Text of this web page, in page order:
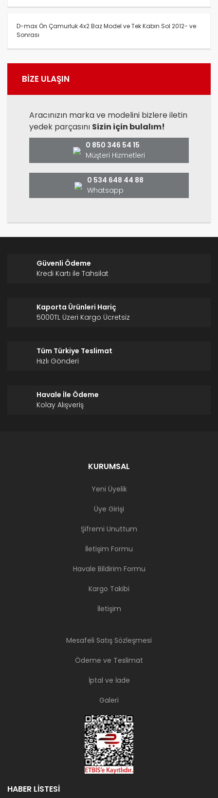
D-max Ön Çamurluk 4x2 Baz Model ve Tek Kabin Sol 2012- ve
Sonrası
Bu ürüne ilk yorumu siz yapın!
Bu ürünün fiyat bilgisi, resim, ürün açıklamalarında ve diğer
kullanarak tarafımıza iletebilirsiniz.
Ürün resmi kalitesiz, bozuk veya görüntülenemiyor.
Ürün açıklamasında eksik bilgiler bulunuyor.
Ürün bilgilerinde hatalar bulunuyor.
Ürün fiyatı diğer sitelerden daha pahalı.
BİZE ULAŞIN
Aracınızın marka ve modelini bizlere iletin
yedek parçasını Sizin için bulalım!
0 850 346 54 15
Müşteri Hizmetleri
0 534 648 44 88
Whatsapp
Güvenli Ödeme
Kredi Kartı ile Tahsilat
Kaporta Ürünleri Hariç
5000TL Üzeri Kargo Ücretsiz
Tüm Türkiye Teslimat
Hızlı Gönderi
Havale İle Ödeme
Kolay Alışveriş
KURUMSAL
Yeni Üyelik
Üye Girişi
Şifremi Unuttum
İletişim Formu
Havale Bildirim Formu
Kargo Takibi
İletişim
Mesafeli Satış Sözleşmesi
Ödeme ve Teslimat
İptal ve İade
Galeri
HABER LİSTESİ